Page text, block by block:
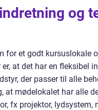
og
for et godt kursuslokale
at det har en fleksibel
der passer til alle
at mødelokalet har alle
fx projektor, lydsystem,